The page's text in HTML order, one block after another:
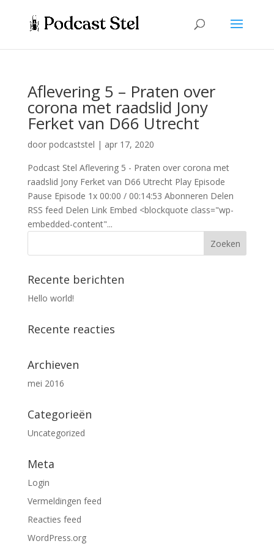
Aflevering 5 – Praten over
corona met raadslid Jony
Ferket van D66 Utrecht
door podcaststel | apr 17, 2020
Podcast Stel Aflevering 5 - Praten over corona met
raadslid Jony Ferket van D66 Utrecht Play Episode
Pause Episode 1x 00:00 / 00:14:53 Abonneren Delen
RSS feed Delen Link Embed <blockquote class="wp-
embedded-content"...
Recente berichten
Hello world!
Recente reacties
Archieven
mei 2016
Categorieën
Uncategorized
Meta
Login
Vermeldingen feed
Reacties feed
WordPress.org